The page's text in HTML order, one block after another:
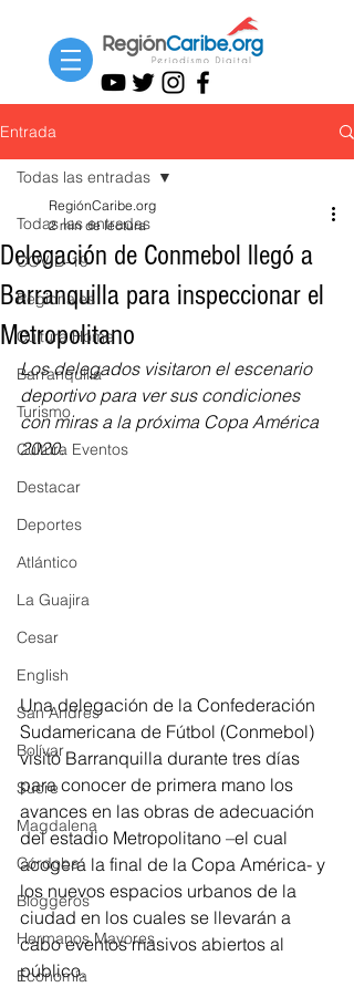
Entrada
Todas las entradas
COVID-19
Regionales
Cultura Home
Barranquilla
Turismo
Cultura Eventos
Destacar
Deportes
Atlántico
La Guajira
Cesar
English
San Andres
Bolívar
Sucre
Magdalena
Córdoba
Bloggeros
Hermanos Mayores
Economía
Todas las entradas
Delegación de Conmebol llegó a
Barranquilla para inspeccionar el
Metropolitano
RegiónCaribe.org
2 min de lectura
Los delegados visitaron el escenario
deportivo para ver sus condiciones
con miras a la próxima Copa América
2020.
Una delegación de la Confederación
Sudamericana de Fútbol (Conmebol)
visitó Barranquilla durante tres días
para conocer de primera mano los
avances en las obras de adecuación
del estadio Metropolitano –el cual
acogerá la final de la Copa América- y
los nuevos espacios urbanos de la
ciudad en los cuales se llevarán a
cabo eventos masivos abiertos al
público.